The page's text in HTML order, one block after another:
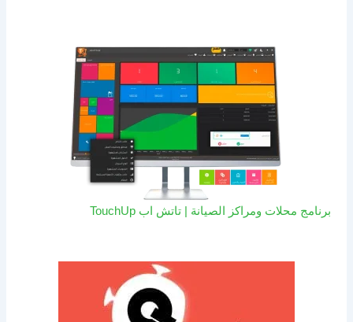
برنامج محلات ومراكز الصيانة | تاتش اب TouchUp